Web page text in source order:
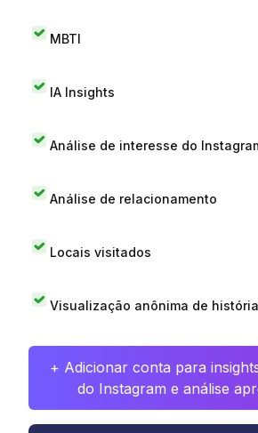
MBTI
IA Insights
Análise de interesse do
Análise de relacionamento
Locais visitados
Visualização anônima de
+ Adicionar conta para
do Instagram e análise